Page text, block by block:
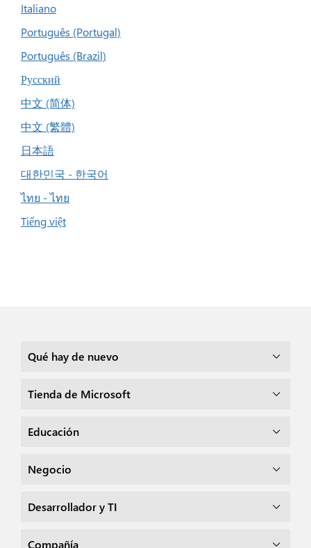
Italiano
Português (Portugal)
Português (Brazil)
Русский
中文 (简体)
中文 (繁體)
日本語
대한민국 - 한국어
ไทย - ไทย
Tiếng việt
Qué hay de nuevo
Tienda de Microsoft
Educación
Negocio
Desarrollador y TI
Compañía